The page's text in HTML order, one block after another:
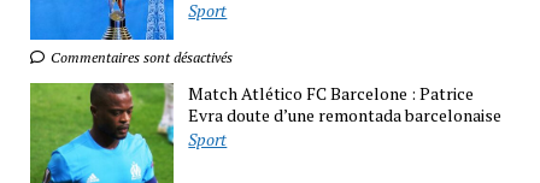
Sport
Commentaires sont désactivés
Match Atlético FC Barcelone : Patrice
Evra doute d’une remontada barcelonaise
Sport